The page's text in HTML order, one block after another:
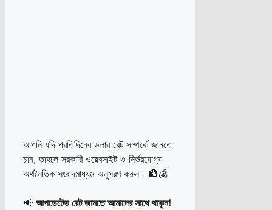
আপনি যদি প্রতিদিনের ডলার রেট সম্পর্কে জানতে
চান, তাহলে সরকারি ওয়েবসাইট ও নির্ভরযোগ্য
অর্থনৈতিক সংবাদমাধ্যম অনুসরণ করুন। 🏦💰
📢 আপডেটেড রেট জানতে আমাদের সাথে থাকুন!